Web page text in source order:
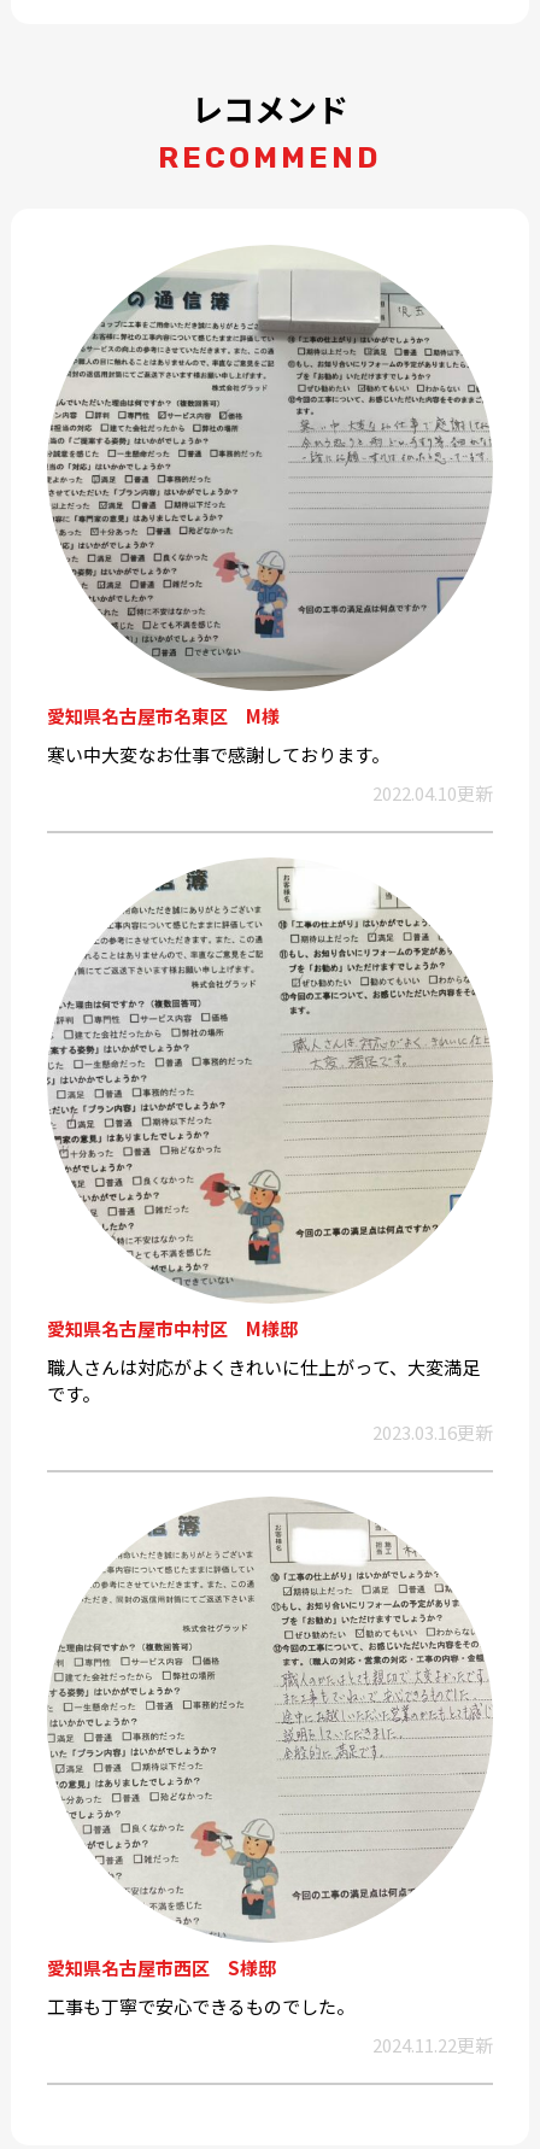
レコメンド
RECOMMEND
愛知県名古屋市名東区 M様
寒い中大変なお仕事で感謝しております。
2022.04.10更新
愛知県名古屋市中村区 M様邸
職人さんは対応がよくきれいに仕上がって、大変満足
です。
2023.03.16更新
愛知県名古屋市西区 S様邸
工事も丁寧で安心できるものでした。
2024.11.22更新